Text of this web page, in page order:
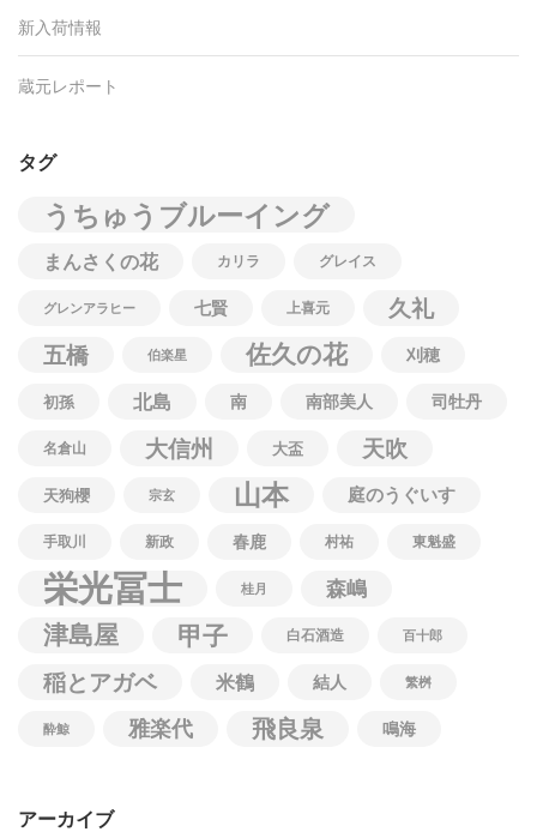
新入荷情報
蔵元レポート
タグ
うちゅうブルーイング
まんさくの花 カリラ グレイス
グレンアラヒー 七賢 上喜元
久礼
五橋
伯楽星 佐久の花 刈穂
初孫 北島 南 南部美人 司牡丹
名倉山 大信州 大盃 天吹
天狗櫻 宗玄 山本 庭のうぐいす
手取川 新政 春鹿 村祐 東魁盛
栄光冨士 桂月 森嶋
津島屋 甲子 白石酒造 百十郎
稲とアガベ 米鶴 結人 繁桝
酔鯨 雅楽代 飛良泉 鳴海
アーカイブ